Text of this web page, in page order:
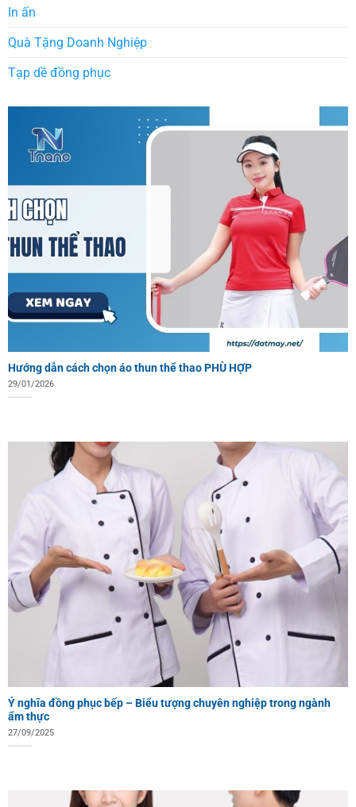
In ấn
Quà Tặng Doanh Nghiệp
Tạp dề đồng phục
Hướng dẫn cách chọn áo thun thể thao PHÙ HỢP
29/01/2026
Ý nghĩa đồng phục bếp – Biểu tượng chuyên nghiệp trong ngành
ẩm thực
27/09/2025